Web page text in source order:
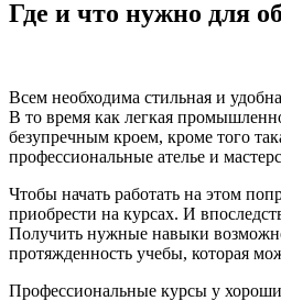
Где и что нужно для
Всем необходима стильная и
В то время как легкая
безупречным кроем, кроме того
профессиональные ателье и
Чтобы начать работать на этом
приобрести на курсах. И
Получить нужные навыки
протяжденность учебы, которая
Профессиональные курсы у